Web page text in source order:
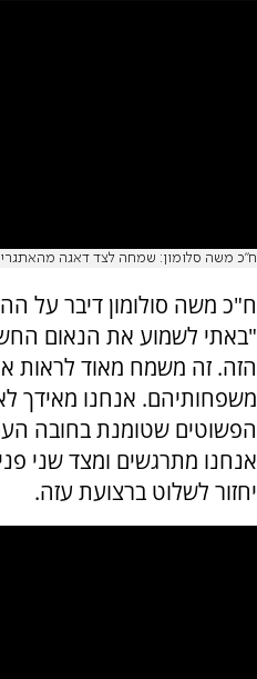
ח"כ משה סלומון: שמחה לצד דאגה
ח"כ משה סולומון דיבר על
"באתי לשמוע את הנאום
הזה. זה משמח מאוד לראות
משפחותיהם. אנחנו מאידך
הפשוטים שטומנת בחובה
אנחנו מתרגשים ומצד שני
יחזור לשלוט ברצועת עזה.